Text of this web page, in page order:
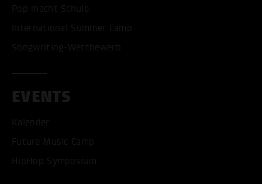
Pop macht Schule
International Summer Camp
Songwriting-Wettbewerb
EVENTS
Kalender
Future Music Camp
HipHop Symposium